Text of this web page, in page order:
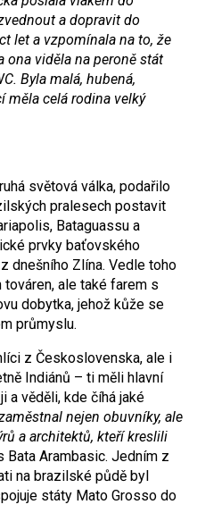
a dopravit do
let a vzpomínala na to, že
ona viděla na peroně stát
Byla malá, hubená,
měla celá rodina velký
světová válka, podařilo
pralesech postavit
Bataguassu a
prvky baťovského
dnešního Zlína. Vedle toho
ale také farem s
dobytka, jehož kůže se
průmyslu.
z Československa, ale i
Indiánů – ti měli hlavní
a věděli, kde číhá jaké
nejen obuvníky, ale
a architektů, kteří kreslili
Bata Arambasic. Jedním z
na brazilské půdě byl
státy Mato Grosso do